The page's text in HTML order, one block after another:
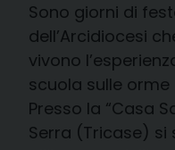
Sono giorni di
dell’Arcidiocesi
vivono
scuola sulle orme
Presso la “Casa
Serra (Tricase)